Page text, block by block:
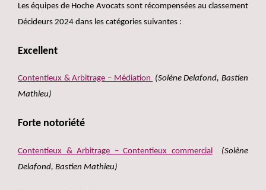
Les équipes de Hoche Avocats sont récompensées au classement
Décideurs 2024 dans les catégories suivantes :
Excellent
Contentieux & Arbitrage – Médiation (Solène Delafond, Bastien
Mathieu)
Forte notoriété
Contentieux & Arbitrage – Contentieux commercial
(Solène
Delafond, Bastien Mathieu)